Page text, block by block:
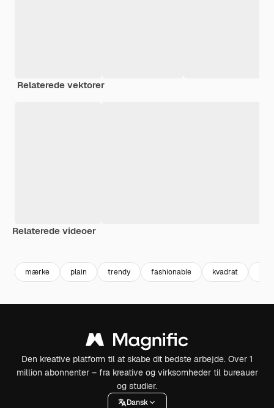
Relaterede vektorer
Relaterede videoer
mærke plain trendy fashionable kvadrat
Den kreative platform til at skabe dit bedste arbejde. Over 1
million abonnenter – fra kreative og virksomheder til bureauer
og studier.
Dansk